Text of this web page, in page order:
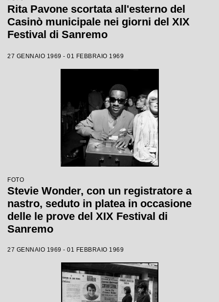
Rita Pavone scortata all'esterno del
Casinò municipale nei giorni del XIX
Festival di Sanremo
27 GENNAIO 1969 - 01 FEBBRAIO 1969
FOTO
Stevie Wonder, con un registratore a
nastro, seduto in platea in occasione
delle le prove del XIX Festival di
Sanremo
27 GENNAIO 1969 - 01 FEBBRAIO 1969